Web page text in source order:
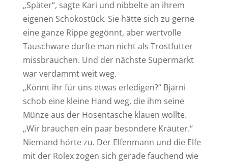
„Später“, sagte Kari und nibbelte an ihrem
eigenen Schokostück. Sie hätte sich zu gerne
eine ganze Rippe gegönnt, aber wertvolle
Tauschware durfte man nicht als Trostfutter
missbrauchen. Und der nächste Supermarkt
war verdammt weit weg.
„Könnt ihr für uns etwas erledigen?“ Bjarni
schob eine kleine Hand weg, die ihm seine
Münze aus der Hosentasche klauen wollte.
„Wir brauchen ein paar besondere Kräuter.“
Niemand hörte zu. Der Elfenmann und die Elfe
mit der Rolex zogen sich gerade fauchend wie